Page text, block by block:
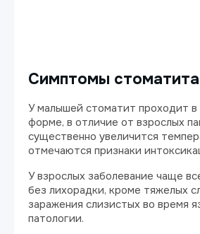
Симптомы стоматита
У малышей стоматит проходит
форме, в отличие от взрослых
существенно увеличится
отмечаются признаки
У взрослых заболевание чаще
без лихорадки, кроме тяжелых
заражения слизистых во время
патологии.